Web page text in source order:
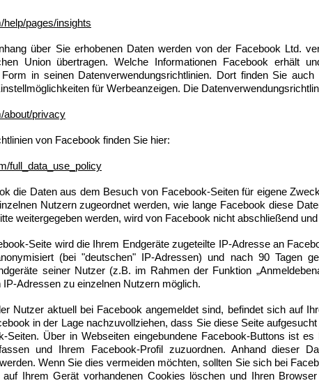
help/pages/insights
über Sie erhobenen Daten werden von der Facebook Ltd.
Union übertragen. Welche Informationen Facebook erhält
in seinen Datenverwendungsrichtlinien. Dort finden Sie
für Werbeanzeigen. Die
about/privacy
von Facebook finden Sie hier:
full_data_use_policy
die Daten aus dem Besuch von Facebook-Seiten für eigene
Nutzern zugeordnet werden, wie lange Facebook diese
weitergegeben werden, wird von Facebook nicht abschließend
Seite wird die Ihrem Endgeräte zugeteilte IP-Adresse an
(bei "deutschen" IP-Adressen) und nach 90 Tagen
seiner Nutzer (z.B. im Rahmen der Funktion
Adressen zu einzelnen Nutzern möglich.
Nutzer aktuell bei Facebook angemeldet sind, befindet sich auf
in der Lage nachzuvollziehen, dass Sie diese Seite
Seiten. Über in Webseiten eingebundene Facebook-Buttons ist
und Ihrem Facebook-Profil zuzuordnen. Anhand dieser
Wenn Sie dies vermeiden möchten, sollten Sie sich bei
auf Ihrem Gerät vorhandenen Cookies löschen und Ihren